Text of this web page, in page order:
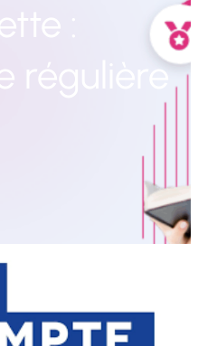
:
régulière